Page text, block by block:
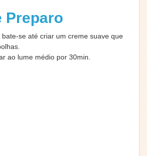
Preparo
se até criar um creme suave que
ao lume médio por 30min.